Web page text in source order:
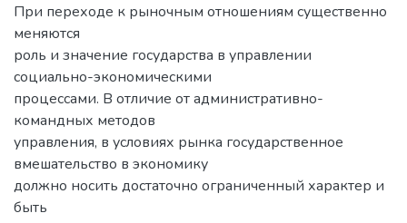
При переходе к рыночным отношениям существенно
меняются
роль и значение государства в управлении
социально-экономическими
процессами. В отличие от административно-
командных методов
управления, в условиях рынка государственное
вмешательство в экономику
должно носить достаточно ограниченный характер и
быть